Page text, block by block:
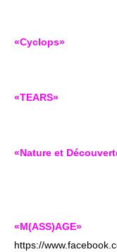
«Cyclops»
«TEARS»
«Nature et
«M(ASS)AGE»
https://